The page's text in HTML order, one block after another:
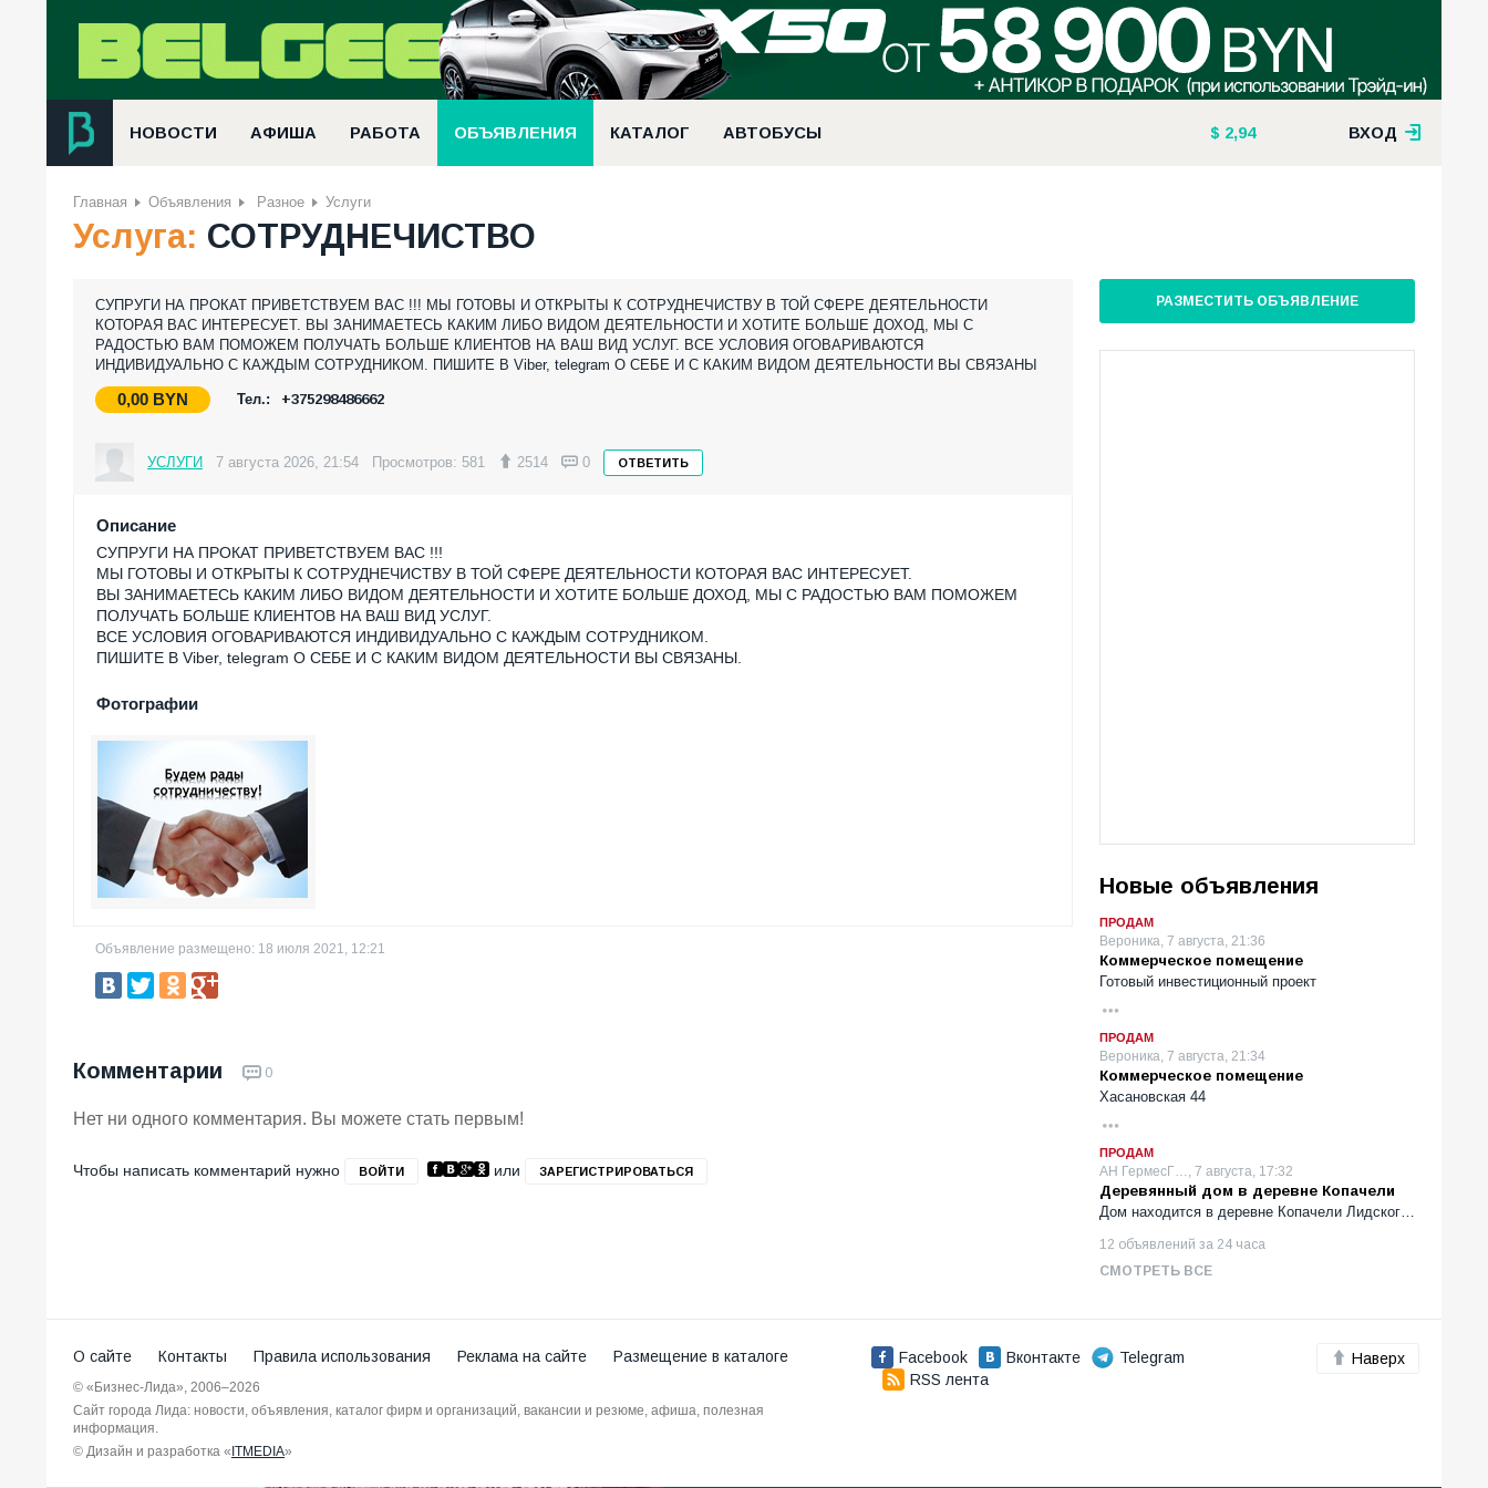
НОВОСТИ АФИША РАБОТА ОБЪЯВЛЕНИЯ КАТАЛОГ АВТОБУСЫ 2,94 ВХОД
Главная Объявления Разное Услуги
Услуга: СОТРУДНЕЧИСТВО
СУПРУГИ НА ПРОКАТ ПРИВЕТСТВУЕМ ВАС !!! МЫ ГОТОВЫ И ОТКРЫТЫ К СОТРУДНЕЧИСТВУ В ТОЙ СФЕРЕ ДЕЯТЕЛЬНОСТИ
КОТОРАЯ ВАС ИНТЕРЕСУЕТ. ВЫ ЗАНИМАЕТЕСЬ КАКИМ ЛИБО ВИДОМ ДЕЯТЕЛЬНОСТИ И ХОТИТЕ БОЛЬШЕ ДОХОД, МЫ С
РАДОСТЬЮ ВАМ ПОМОЖЕМ ПОЛУЧАТЬ БОЛЬШЕ КЛИЕНТОВ НА ВАШ ВИД УСЛУГ. ВСЕ УСЛОВИЯ ОГОВАРИВАЮТСЯ
ИНДИВИДУАЛЬНО С КАЖДЫМ СОТРУДНИКОМ. ПИШИТЕ В Viber, telegram О СЕБЕ И С КАКИМ ВИДОМ ДЕЯТЕЛЬНОСТИ ВЫ СВЯЗАНЫ
0,00 BYN Тел.: +375298486662
УСЛУГИ 7 августа 2026, 21:54 Просмотров: 581 2514 0 ОТВЕТИТЬ
Описание
СУПРУГИ НА ПРОКАТ ПРИВЕТСТВУЕМ ВАС !!!
МЫ ГОТОВЫ И ОТКРЫТЫ К СОТРУДНЕЧИСТВУ В ТОЙ СФЕРЕ ДЕЯТЕЛЬНОСТИ КОТОРАЯ ВАС ИНТЕРЕСУЕТ.
ВЫ ЗАНИМАЕТЕСЬ КАКИМ ЛИБО ВИДОМ ДЕЯТЕЛЬНОСТИ И ХОТИТЕ БОЛЬШЕ ДОХОД, МЫ С РАДОСТЬЮ ВАМ ПОМОЖЕМ
ПОЛУЧАТЬ БОЛЬШЕ КЛИЕНТОВ НА ВАШ ВИД УСЛУГ.
ВСЕ УСЛОВИЯ ОГОВАРИВАЮТСЯ ИНДИВИДУАЛЬНО С КАЖДЫМ СОТРУДНИКОМ.
ПИШИТЕ В Viber, telegram О СЕБЕ И С КАКИМ ВИДОМ ДЕЯТЕЛЬНОСТИ ВЫ СВЯЗАНЫ.
Фотографии
Объявление размещено: 18 июля 2021, 12:21
Комментарии 0
Нет ни одного комментария. Вы можете стать первым!
Чтобы написать комментарий нужно ВОЙТИ или ЗАРЕГИСТРИРОВАТЬСЯ
РАЗМЕСТИТЬ ОБЪЯВЛЕНИЕ
Новые объявления
ПРОДАМ
Вероника, 7 августа, 21:36
Коммерческое помещение
Готовый инвестиционный проект
ПРОДАМ
Вероника, 7 августа, 21:34
Коммерческое помещение
Хасановская 44
ПРОДАМ
АН ГермесГ…, 7 августа, 17:32
Деревянный дом в деревне Копачели
Дом находится в деревне Копачели Лидског…
12 объявлений за 24 часа
СМОТРЕТЬ ВСЕ
О сайте Контакты Правила использования Реклама на сайте Размещение в каталоге
© «Бизнес-Лида», 2006–2026
Сайт города Лида: новости, объявления, каталог фирм и организаций, вакансии и резюме, афиша, полезная
информация.
© Дизайн и разработка « ITMEDIA»
Facebook Вконтакте
Telegram
RSS лента
Наверх